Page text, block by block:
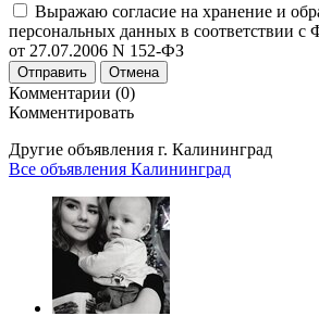
Выражаю согласие на хранение и
персональных данных в соответствии с
от 27.07.2006 N 152-ФЗ
Отправить Отмена
Комментарии (0)
Комментировать
Другие объявления г. Калининград
Все объявления Калининград